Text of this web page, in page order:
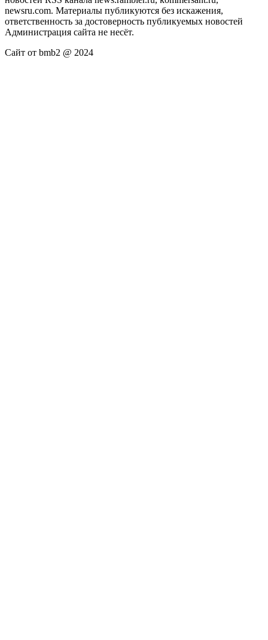
newsru.com. Материалы публикуются без искажения,
ответственность за достоверность публикуемых новостей
Администрация сайта не несёт.
Сайт от bmb2 @ 2024